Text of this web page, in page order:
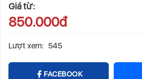
Giá từ:
850.000đ
Lượt xem: 545
FACEBOOK